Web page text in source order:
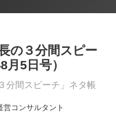
の３分間スピー
5日号）
分間スピーチ」ネタ帳
営コンサルタント